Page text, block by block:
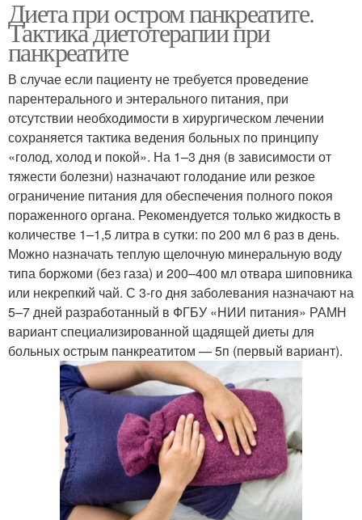
Диета при остром панкреатите.
Тактика диетотерапии при
панкреатите
В случае если пациенту не требуется проведение
парентерального и энтерального питания, при
отсутствии необходимости в хирургическом лечении
сохраняется тактика ведения больных по принципу
«голод, холод и покой». На 1–3 дня (в зависимости от
тяжести болезни) назначают голодание или резкое
ограничение питания для обеспечения полного покоя
пораженного органа. Рекомендуется только жидкость в
количестве 1–1,5 литра в сутки: по 200 мл 6 раз в день.
Можно назначать теплую щелочную минеральную воду
типа боржоми (без газа) и 200–400 мл отвара шиповника
или некрепкий чай. С 3-го дня заболевания назначают на
5–7 дней разработанный в ФГБУ «НИИ питания» РАМН
вариант специализированной щадящей диеты для
больных острым панкреатитом — 5п (первый вариант).